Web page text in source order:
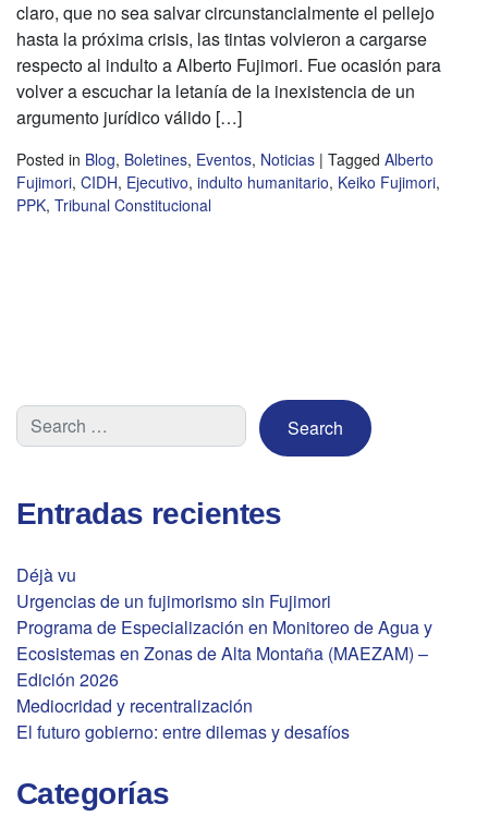
claro, que no sea salvar circunstancialmente el pellejo
hasta la próxima crisis, las tintas volvieron a cargarse
respecto al indulto a Alberto Fujimori. Fue ocasión para
volver a escuchar la letanía de la inexistencia de un
argumento jurídico válido […]
Posted in Blog, Boletines, Eventos, Noticias | Tagged Alberto
Fujimori, CIDH, Ejecutivo, indulto humanitario, Keiko Fujimori,
PPK, Tribunal Constitucional
Entradas recientes
Déjà vu
Urgencias de un fujimorismo sin Fujimori
Programa de Especialización en Monitoreo de Agua y
Ecosistemas en Zonas de Alta Montaña (MAEZAM) –
Edición 2026
Mediocridad y recentralización
El futuro gobierno: entre dilemas y desafíos
Categorías